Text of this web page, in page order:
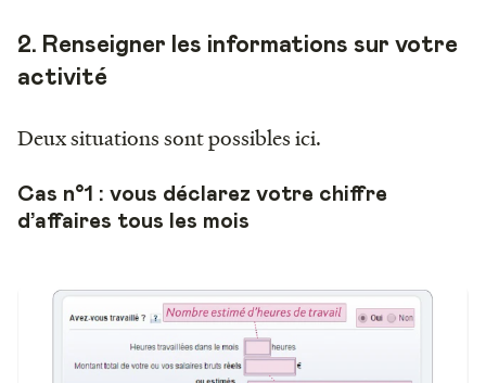
2. Renseigner les informations sur votre
activité
Deux situations sont possibles ici.
Cas n°1 : vous déclarez votre chiffre
d’affaires tous les mois